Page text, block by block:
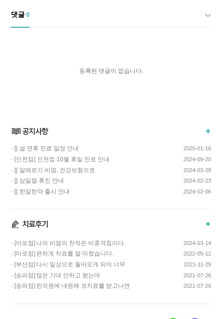
댓글 0
등록된 댓글이 없습니다.
· [] 설 연휴 진료 일정 안내 2025-01-16
· [인천점] 인천점 10월 휴일 진료 안내 2024-09-20
· [] 알레르기 비염, 건강보험으로
치료하고 비용…
2024-03-28
· [] 삼일절 휴진 안내 2024-02-23
· [] 한알한약 출시 안내 2024-02-06
· [마포점] 나의 비염의 천적은 비중격침이다. 2024-03-14
· [마포점] 편하게 치료를 잘 마쳤습니다. 2022-05-12
· [부산점] 다시 일상으로 돌아오게 되어 너무
기쁩니다…
2021-11-29
· [송파점] 많은 기대 안하고 왔는데
코스요리처럼 이어…
2021-07-26
· [송파점] 한의원에 내원해 코치료를 받고나면
2021-07-26